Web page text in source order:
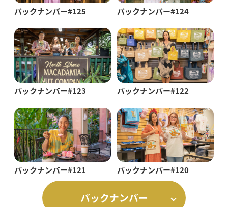
バックナンバー#125 バックナンバー#124
バックナンバー#123 バックナンバー#122
バックナンバー#121 バックナンバー#120
バックナンバー